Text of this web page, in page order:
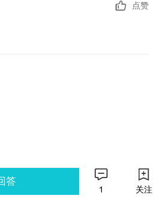
、债券等金融衍生品投资交
公布其详细的经营地址和
息以便核实。
未批准任何机构在境内开
点赞
答
1 关注